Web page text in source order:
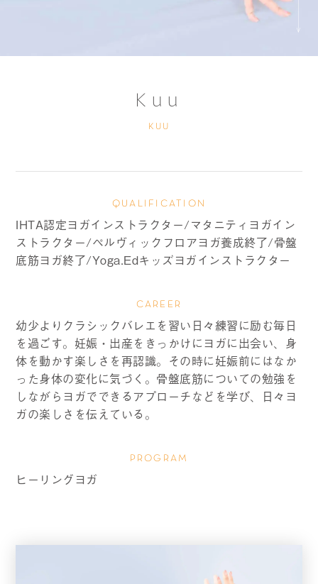
Kuu
KUU
QUALIFICATION
IHTA認定ヨガインストラクター/マタニティヨガイン
ストラクター/ペルヴィックフロアヨガ養成終了/骨盤
底筋ヨガ終了/Yoga.Edキッズヨガインストラクター
CAREER
幼少よりクラシックバレエを習い日々練習に励む毎日
を過ごす。妊娠・出産をきっかけにヨガに出会い、身
体を動かす楽しさを再認識。その時に妊娠前にはなか
った身体の変化に気づく。骨盤底筋についての勉強を
しながらヨガでできるアプローチなどを学び、日々ヨ
ガの楽しさを伝えている。
PROGRAM
ヒーリングヨガ